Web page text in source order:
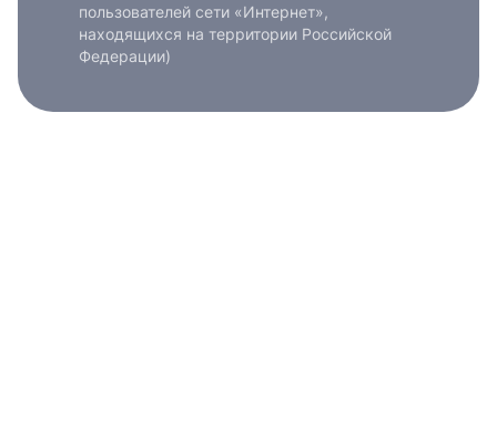
пользователей сети «Интернет»,
находящихся на территории Российской
Федерации)